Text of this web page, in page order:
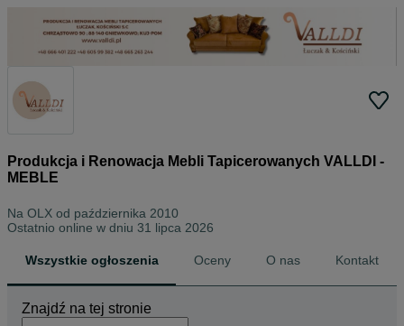
Produkcja i Renowacja Mebli Tapicerowanych VALLDI -
MEBLE
Na OLX od października 2010
Ostatnio online w dniu 31 lipca 2026
Wszystkie ogłoszenia Oceny O nas Kontakt
Znajdź na tej stronie